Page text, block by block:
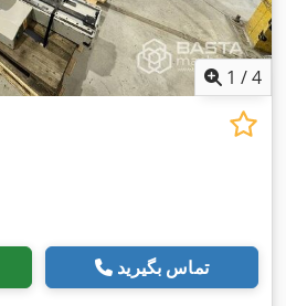
1 /4
تماس بگیرید